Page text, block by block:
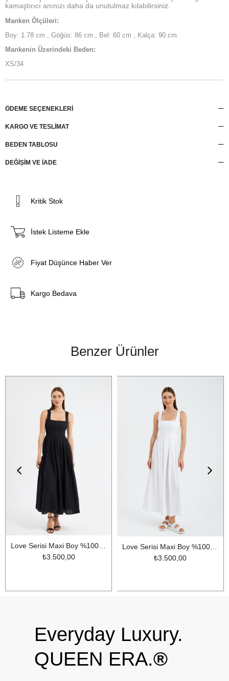
kamaştırıcı anınızı daha da unutulmaz kılabilirsiniz.
Manken Ölçüleri:
Boy: 1.78 cm , Göğüs: 86 cm , Bel: 60 cm , Kalça: 90 cm.
Mankenin Üzerindeki Beden:
XS/34
ÖDEME SEÇENEKLERI
KARGO VE TESLİMAT
BEDEN TABLOSU
DEĞİŞİM VE İADE
Kritik Stok
İstek Listeme Ekle
Fiyat Düşünce Haber Ver
Kargo Bedava
Benzer Ürünler
₺3.500,00
₺3.500,00
Everyday Luxury.
QUEEN ERA.®